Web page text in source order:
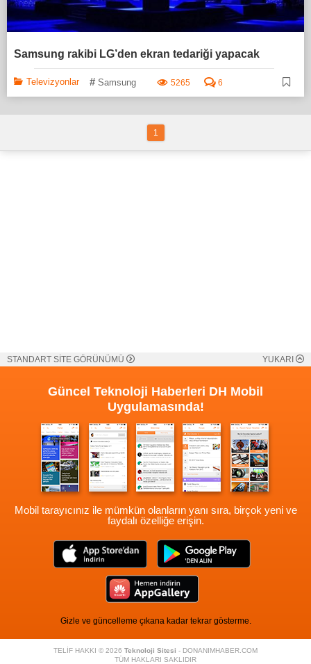
Samsung rakibi LG’den ekran tedariği yapacak
Televizyonlar # Samsung 5265 6
1
STANDART SİTE GÖRÜNÜMÜ YUKARI
Güncel Teknoloji Haberleri DH Mobil
Uygulamasında!
Mobil tarayıcınız ile mümkün olanların yanı sıra, birçok yeni ve
faydalı özelliğe erişin.
Gizle ve güncelleme çıkana kadar tekrar gösterme.
TELİF HAKKI © 2026 Teknoloji Sitesi - DONANIMHABER.COM
TÜM HAKLARI SAKLIDIR